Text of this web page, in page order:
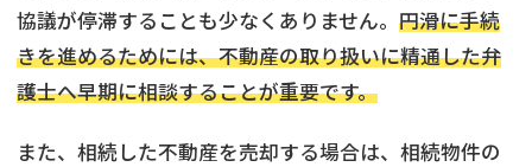
協議が停滞することも少なくありません。 円滑に手続
きを進めるためには、不動産の取り扱いに精通した弁
護士へ早期に相談することが重要です。
また、相続した不動産を売却する場合は、相続物件の